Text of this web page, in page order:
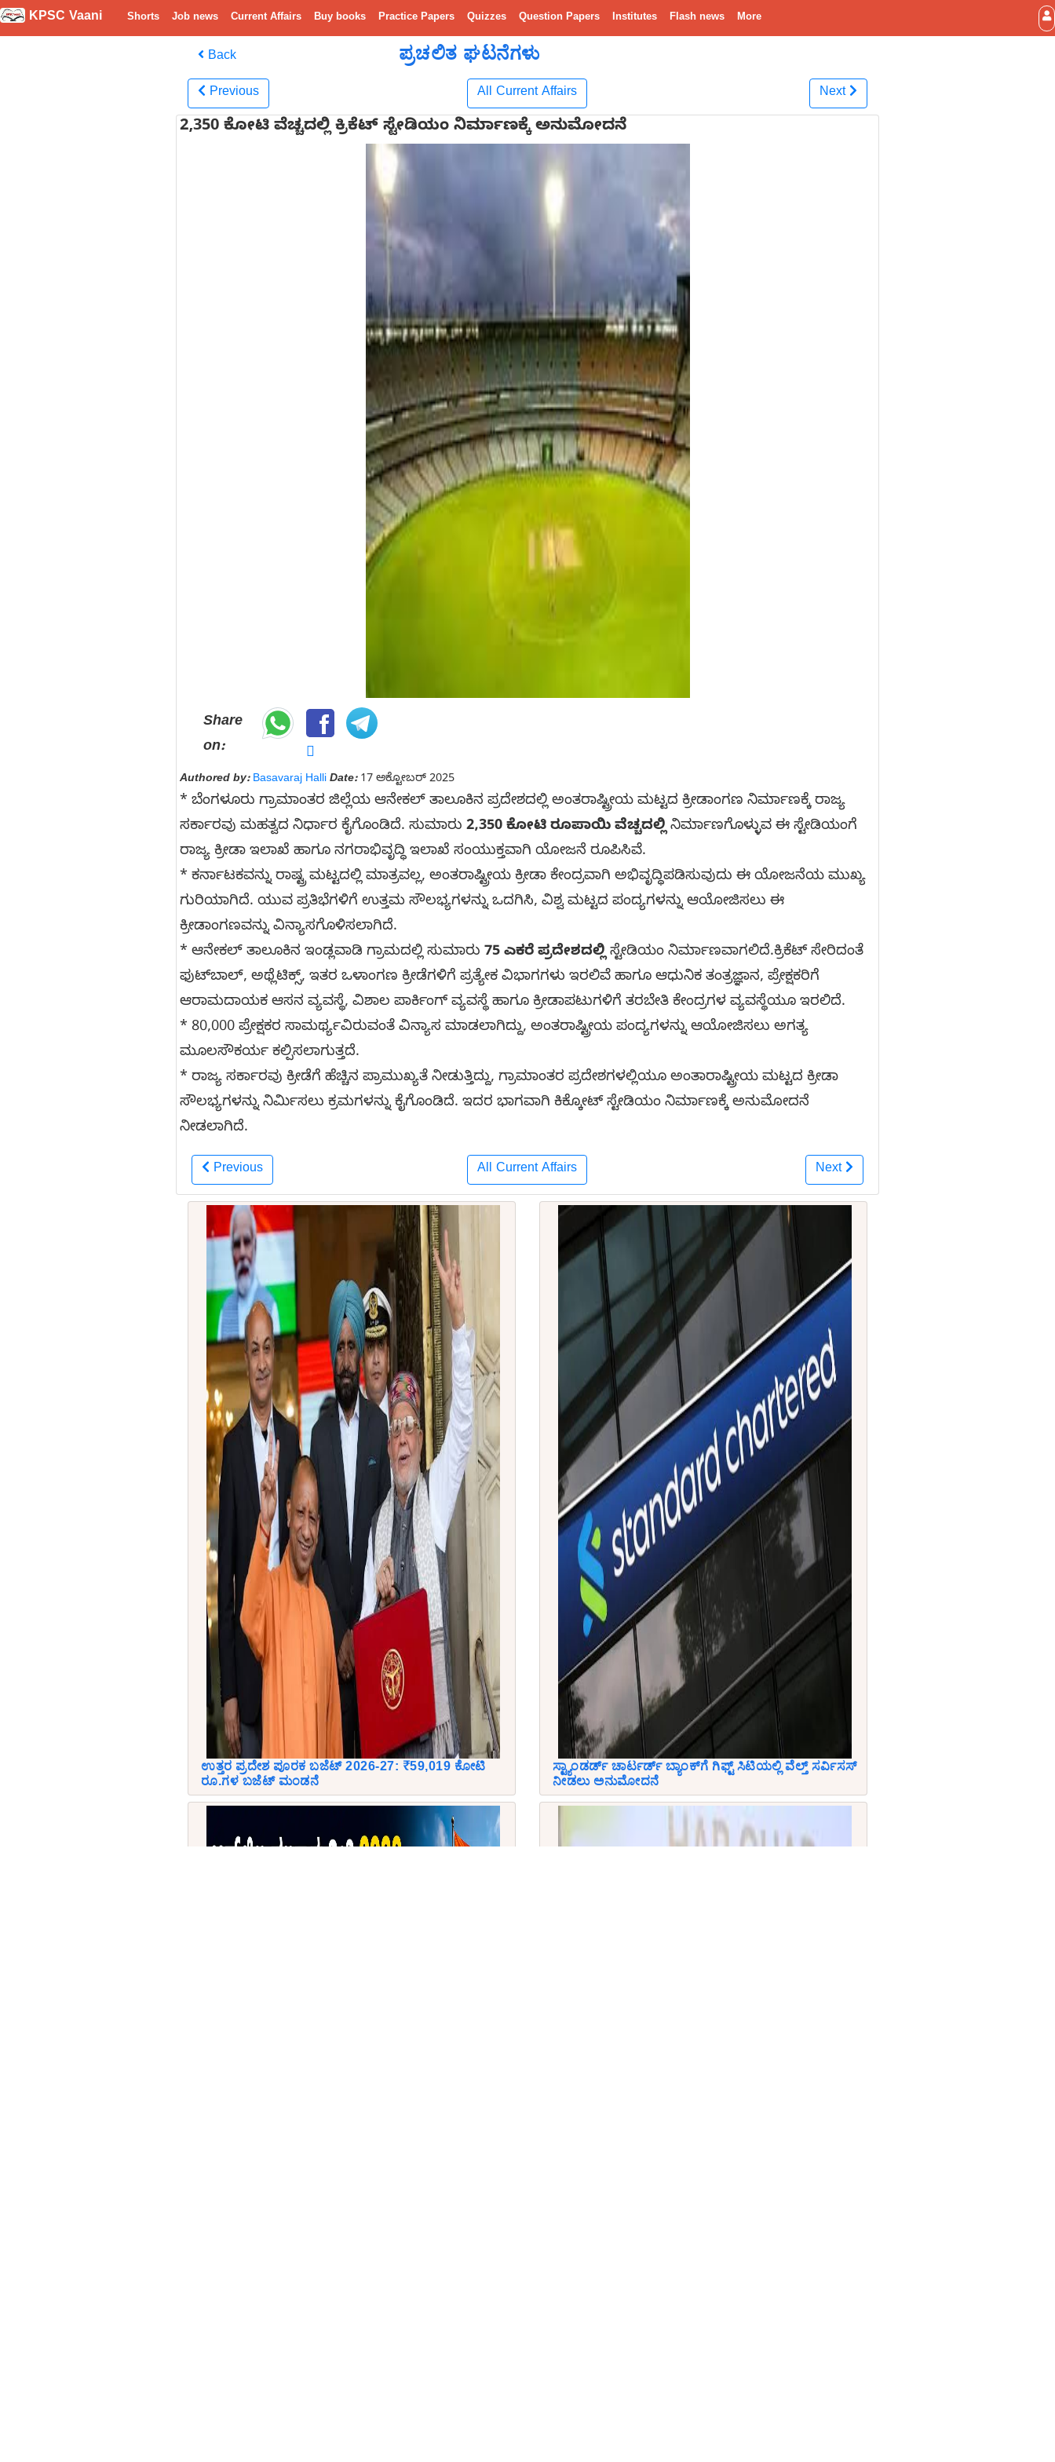
KPSC Vaani Shorts Job news Current Affairs Buy books Practice Papers Quizzes Question Papers Institutes Flash news More
Back ಪ್ರಚಲಿತ ಘಟನೆಗಳು
Previous All Current Affairs Next
2,350 ಕೋಟಿ ವೆಚ್ಚದಲ್ಲಿ ಕ್ರಿಕೆಟ್ ಸ್ಟೇಡಿಯಂ ನಿರ್ಮಾಣಕ್ಕೆ ಅನುಮೋದನೆ
Share
on:
Authored by: Basavaraj Halli Date:17 ಅಕ್ಟೋಬರ್ 2025
* ಬೆಂಗಳೂರು ಗ್ರಾಮಾಂತರ ಜಿಲ್ಲೆಯ ಆನೇಕಲ್ ತಾಲೂಕಿನ ಪ್ರದೇಶದಲ್ಲಿ ಅಂತರಾಷ್ಟ್ರೀಯ ಮಟ್ಟದ ಕ್ರೀಡಾಂಗಣ ನಿರ್ಮಾಣಕ್ಕೆ ರಾಜ್ಯ
ಸರ್ಕಾರವು ಮಹತ್ವದ ನಿರ್ಧಾರ ಕೈಗೊಂಡಿದೆ. ಸುಮಾರು 2,350 ಕೋಟಿ ರೂಪಾಯಿ ವೆಚ್ಚದಲ್ಲಿನಿರ್ಮಾಣಗೊಳ್ಳುವ ಈ ಸ್ಟೇಡಿಯಂಗೆ
ರಾಜ್ಯ ಕ್ರೀಡಾ ಇಲಾಖೆ ಹಾಗೂ ನಗರಾಭಿವೃದ್ಧಿ ಇಲಾಖೆ ಸಂಯುಕ್ತವಾಗಿ ಯೋಜನೆ ರೂಪಿಸಿವೆ.
* ಕರ್ನಾಟಕವನ್ನು ರಾಷ್ಟ್ರ ಮಟ್ಟದಲ್ಲಿ ಮಾತ್ರವಲ್ಲ, ಅಂತರಾಷ್ಟ್ರೀಯ ಕ್ರೀಡಾ ಕೇಂದ್ರವಾಗಿ ಅಭಿವೃದ್ಧಿಪಡಿಸುವುದು ಈ ಯೋಜನೆಯ ಮುಖ್ಯ
ಗುರಿಯಾಗಿದೆ. ಯುವ ಪ್ರತಿಭೆಗಳಿಗೆ ಉತ್ತಮ ಸೌಲಭ್ಯಗಳನ್ನು ಒದಗಿಸಿ, ವಿಶ್ವ ಮಟ್ಟದ ಪಂದ್ಯಗಳನ್ನು ಆಯೋಜಿಸಲು ಈ
ಕ್ರೀಡಾಂಗಣವನ್ನು ವಿನ್ಯಾಸಗೊಳಿಸಲಾಗಿದೆ.
* ಆನೇಕಲ್ ತಾಲೂಕಿನ ಇಂಡ್ಲವಾಡಿ ಗ್ರಾಮದಲ್ಲಿ ಸುಮಾರು 75 ಎಕರೆ ಪ್ರದೇಶದಲ್ಲಿಸ್ಟೇಡಿಯಂ ನಿರ್ಮಾಣವಾಗಲಿದೆ.ಕ್ರಿಕೆಟ್ ಸೇರಿದಂತೆ
ಫುಟ್‌ಬಾಲ್, ಅಥ್ಲೆಟಿಕ್ಸ್, ಇತರ ಒಳಾಂಗಣ ಕ್ರೀಡೆಗಳಿಗೆ ಪ್ರತ್ಯೇಕ ವಿಭಾಗಗಳು ಇರಲಿವೆ ಹಾಗೂ ಆಧುನಿಕ ತಂತ್ರಜ್ಞಾನ, ಪ್ರೇಕ್ಷಕರಿಗೆ
ಆರಾಮದಾಯಕ ಆಸನ ವ್ಯವಸ್ಥೆ, ವಿಶಾಲ ಪಾರ್ಕಿಂಗ್ ವ್ಯವಸ್ಥೆ ಹಾಗೂ ಕ್ರೀಡಾಪಟುಗಳಿಗೆ ತರಬೇತಿ ಕೇಂದ್ರಗಳ ವ್ಯವಸ್ಥೆಯೂ ಇರಲಿದೆ.
* 80,000 ಪ್ರೇಕ್ಷಕರ ಸಾಮರ್ಥ್ಯವಿರುವಂತೆ ವಿನ್ಯಾಸ ಮಾಡಲಾಗಿದ್ದು, ಅಂತರಾಷ್ಟ್ರೀಯ ಪಂದ್ಯಗಳನ್ನು ಆಯೋಜಿಸಲು ಅಗತ್ಯ
ಮೂಲಸೌಕರ್ಯ ಕಲ್ಪಿಸಲಾಗುತ್ತದೆ.
* ರಾಜ್ಯ ಸರ್ಕಾರವು ಕ್ರೀಡೆಗೆ ಹೆಚ್ಚಿನ ಪ್ರಾಮುಖ್ಯತೆ ನೀಡುತ್ತಿದ್ದು, ಗ್ರಾಮಾಂತರ ಪ್ರದೇಶಗಳಲ್ಲಿಯೂ ಅಂತಾರಾಷ್ಟ್ರೀಯ ಮಟ್ಟದ ಕ್ರೀಡಾ
ಸೌಲಭ್ಯಗಳನ್ನು ನಿರ್ಮಿಸಲು ಕ್ರಮಗಳನ್ನು ಕೈಗೊಂಡಿದೆ. ಇದರ ಭಾಗವಾಗಿ ಕಿಕ್ಕೋಟ್ ಸ್ಟೇಡಿಯಂ ನಿರ್ಮಾಣಕ್ಕೆ ಅನುಮೋದನೆ
ನೀಡಲಾಗಿದೆ.
Previous All Current Affairs Next
ಉತ್ತರ ಪ್ರದೇಶ ಪೂರಕ ಬಜೆಟ್ 2026-27: ₹59,019 ಕೋಟಿ
ರೂ.ಗಳ ಬಜೆಟ್ ಮಂಡನೆ
ಸ್ಟ್ಯಾಂಡರ್ಡ್ ಚಾರ್ಟರ್ಡ್ ಬ್ಯಾಂಕ್‌ಗೆ ಗಿಫ್ಟ್ ಸಿಟಿಯಲ್ಲಿ ವೆಲ್ತ್ ಸರ್ವಿಸಸ್
ನೀಡಲು ಅನುಮೋದನೆ